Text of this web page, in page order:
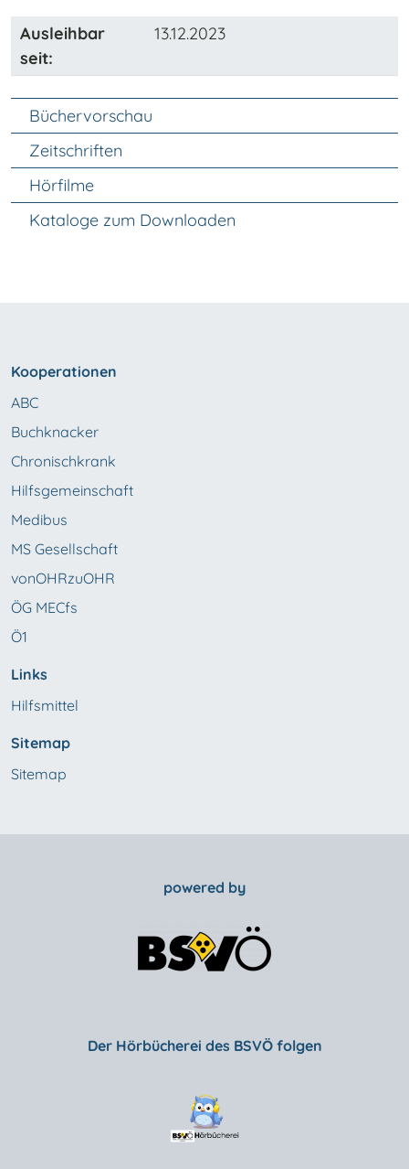
Ausleihbar
seit:
13.12.2023
Unter Navigation
Büchervorschau
Zeitschriften
Hörfilme
Kataloge zum Downloaden
Kooperationen
ABC
Buchknacker
Chronischkrank
Hilfsgemeinschaft
Medibus
MS Gesellschaft
vonOHRzuOHR
ÖG MECfs
Ö1
Links
Hilfsmittel
Sitemap
Sitemap
powered by
Der Hörbücherei des BSVÖ folgen